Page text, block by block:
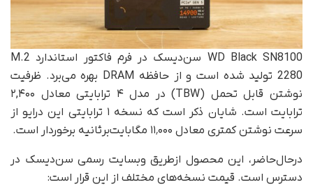
WD Black SN8100 سن‌دیسک در فرم فاکتور استاندارد M.2
2280 تولید شده است و از حافظه DRAM بهره می‌برد. ظرفیت
نوشتن قابل تحمل (TBW) در مدل ۴ ترابایتی معادل ۲,۴۰۰
ترابایت است. شایان ذکر است که نسخه ۱ ترابایتی این درایو از
سرعت نوشتن کمتری معادل ۱۱٬۰۰۰ مگابایت‌برثانیه برخوردار است.
در‌حال‌حاضر، این محصول ازطریق وبسایت رسمی سن‌دیسک در
دسترس است. قیمت نسخه‌های مختلف از این قرار است: